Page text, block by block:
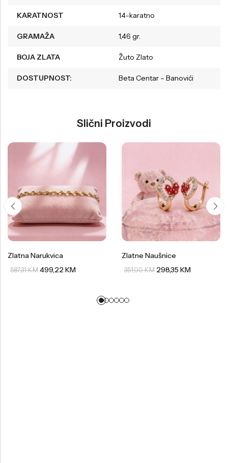
KARATNOST 14-karatno
GRAMAŽA 1,46 gr.
BOJA ZLATA Žuto Zlato
DOSTUPNOST: Beta Centar – Banovići
Slični Proizvodi
Zlatna Narukvica
587,31KM 499,22KM
Zlatne Naušnice
351,00KM 298,35KM